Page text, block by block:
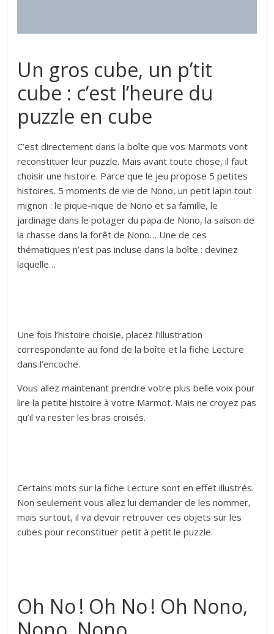
Un gros cube, un p’tit
cube : c’est l’heure du
puzzle en cube
C’est directement dans la boîte que vos Marmots vont
reconstituer leur puzzle. Mais avant toute chose, il faut
choisir une histoire. Parce que le jeu propose 5 petites
histoires. 5 moments de vie de Nono, un petit lapin tout
mignon : le pique-nique de Nono et sa famille, le
jardinage dans le potager du papa de Nono, la saison de
la chasse dans la forêt de Nono… Une de ces
thématiques n’est pas incluse dans la boîte : devinez
laquelle…
Une fois l’histoire choisie, placez l’illustration
correspondante au fond de la boîte et la fiche Lecture
dans l’encoche.
Vous allez maintenant prendre votre plus belle voix pour
lire la petite histoire à votre Marmot. Mais ne croyez pas
qu’il va rester les bras croisés.
Certains mots sur la fiche Lecture sont en effet illustrés.
Non seulement vous allez lui demander de les nommer,
mais surtout, il va devoir retrouver ces objets sur les
cubes pour reconstituer petit à petit le puzzle.
Oh No ! Oh No ! Oh Nono,